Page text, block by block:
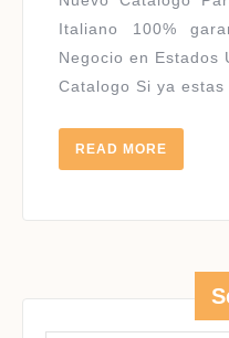
Italiano 100%
Negocio en
Catalogo Si ya
READ MORE
MORE